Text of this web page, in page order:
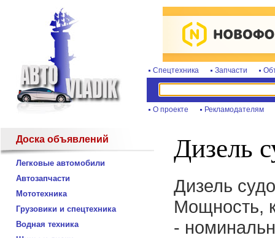
Спецтехника Запчасти
О проекте Рекламодателям
Доска объявлений
Легковые автомобили
Автозапчасти
Мототехника
Грузовики и спецтехника
Водная техника
Дизель
Дизель
Мощность,
-